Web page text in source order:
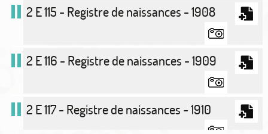
2 E 115 - Registre de naissances - 1908
2 E 116 - Registre de naissances - 1909
2 E 117 - Registre de naissances - 1910